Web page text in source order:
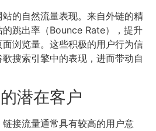
的自然流量表现。来自外链的精
跳出率（Bounce Rate），提升
浏览量。这些积极的用户行为信
搜索引擎中的表现，进而带动自
潜在客户
接流量通常具有较高的用户意